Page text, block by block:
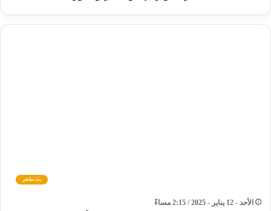
بث مباشر
الأحد - 12 يناير - 2025 / 2:15 مساءً